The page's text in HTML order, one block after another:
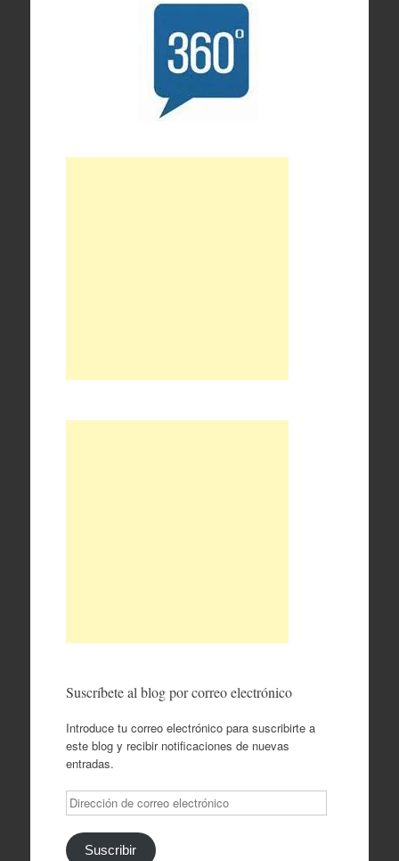
Suscríbete al blog por correo electrónico
Introduce tu correo electrónico para suscribirte a
este blog y recibir notificaciones de nuevas
entradas.
Dirección
de
correo
electrónico
Suscribir